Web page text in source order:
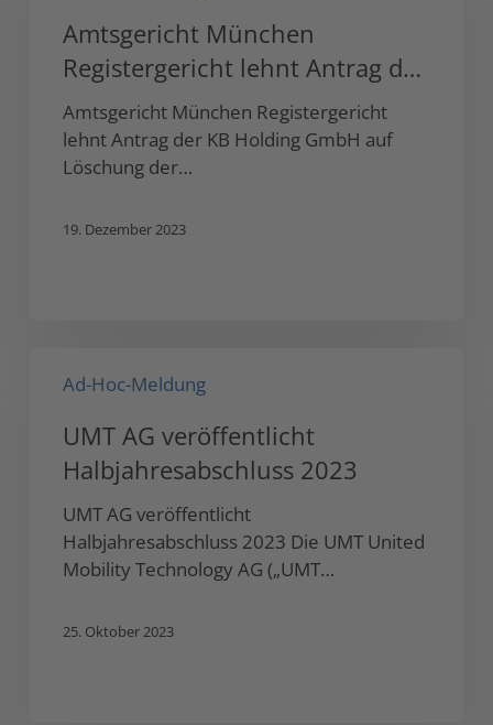
lehnt
Antrag
KB…
Amtsgericht München
Registergericht lehnt Antrag der
KB…
Amtsgericht München Registergericht
lehnt Antrag der KB Holding GmbH auf
Löschung der…
19. Dezember 2023
Halbjahresabschluss
2023
Ad-Hoc-Meldung
UMT AG veröffentlicht
Halbjahresabschluss 2023
UMT AG veröffentlicht
Halbjahresabschluss 2023 Die UMT United
Mobility Technology AG („UMT…
25. Oktober 2023